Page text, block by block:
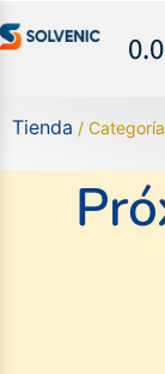
Tienda /